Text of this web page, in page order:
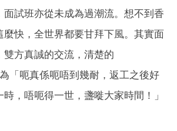
面試班亦從未成為過潮流。想不到香
麼快，全世界都要甘拜下風。其實面
雙方真誠的交流，清楚的
「呃真係呃唔到幾耐，返工之後好
，唔呃得一世，盞嘥大家時間！」